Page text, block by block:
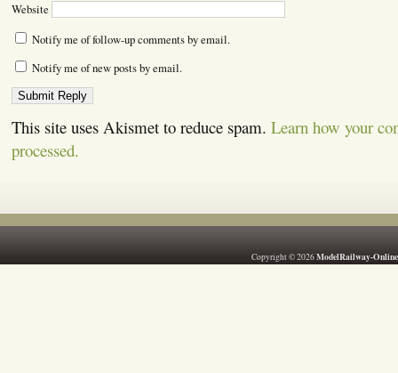
Website
Notify me of follow-up comments by email.
Notify me of new posts by email.
This site uses Akismet to reduce spam. Learn how your
processed.
Copyright © 2026ModelRailway-Online